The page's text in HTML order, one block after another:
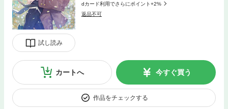
試し読み
dカード利用でさらにポイント+2%
返品不可
カートへ 今すぐ買う
作品をチェックする